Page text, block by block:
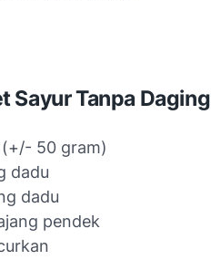
Sayur Tanpa Daging
50 gram)
dadu
dadu
pendek